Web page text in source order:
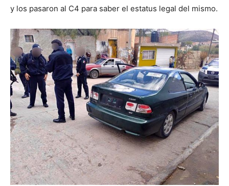
y los pasaron al C4 para saber el estatus legal del mismo.